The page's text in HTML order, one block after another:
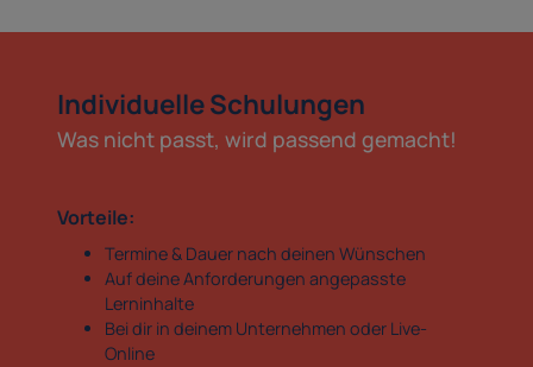
Individuelle Schulungen
Was nicht passt, wird passend gemacht!
Vorteile:
Termine & Dauer nach deinen Wünschen
Auf deine Anforderungen angepasste
Lerninhalte
Bei dir in deinem Unternehmen oder Live-
Online